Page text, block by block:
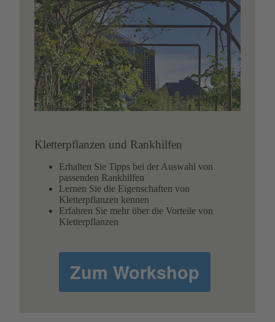
Kletterpflanzen und Rankhilfen
Erhalten Sie Tipps bei der Auswahl von
passenden Rankhilfen
Lernen Sie die Eigenschaften von
Kletterpflanzen kennen
Erfahren Sie mehr über die Vorteile von
Kletterpflanzen
Zum Workshop